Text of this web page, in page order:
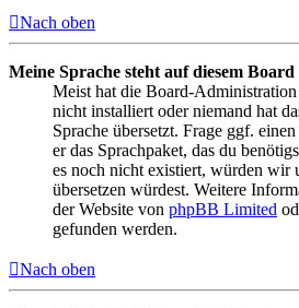
Nach oben
Meine Sprache steht auf diesem
Meist hat die Board-
nicht installiert oder niemand hat
Sprache übersetzt. Frage ggf.
er das Sprachpaket, das du
es noch nicht existiert, würden wir
übersetzen würdest. Weitere
der Website von phpBB Limited
gefunden werden.
Nach oben